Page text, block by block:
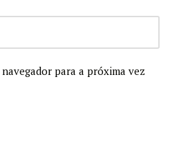
para a próxima vez